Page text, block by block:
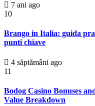
7 ani ago
10
Brango in Italia: guida
punti chiave
4 săptămâni ago
11
Bodog Casino Bonuses
Value Breakdown